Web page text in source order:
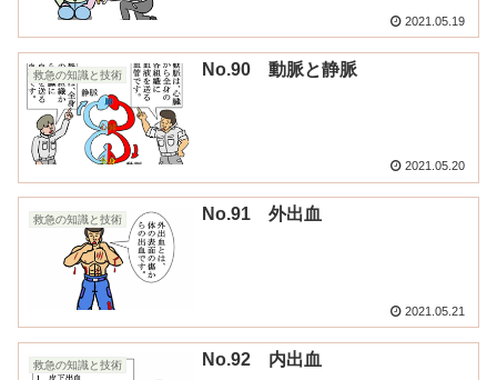
2021.05.19
救急の知識と技術 No.90 動脈と静脈
2021.05.20
救急の知識と技術 No.91 外出血
2021.05.21
救急の知識と技術 No.92 内出血